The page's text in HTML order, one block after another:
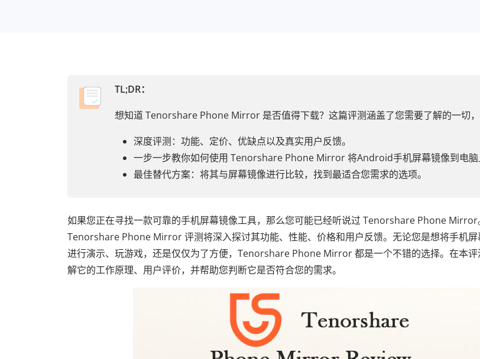
TL;DR：
想知道 Tenorshare Phone Mirror 是否值得下载？这篇评测涵盖了您需要了解的一切，
深度评测：功能、定价、优缺点以及真实用户反馈。
一步一步教你如何使用 Tenorshare Phone Mirror 将Android手机屏幕镜像到电脑
最佳替代方案：将其与屏幕镜像进行比较，找到最适合您需求的选项。
如果您正在寻找一款可靠的手机屏幕镜像工具，那么您可能已经听说过 Tenorshare Phone Mirror
Tenorshare Phone Mirror 评测将深入探讨其功能、性能、价格和用户反馈。无论您是想将手机屏
进行演示、玩游戏，还是仅仅为了方便，Tenorshare Phone Mirror 都是一个不错的选择。在本评
解它的工作原理、用户评价，并帮助您判断它是否符合您的需求。